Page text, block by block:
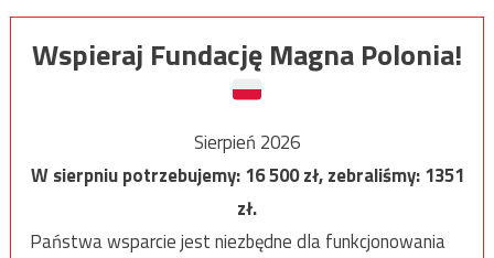
Wspieraj Fundację Magna Polonia!
Sierpień 2026
W sierpniu potrzebujemy:16 500zł, zebraliśmy:1351
zł.
Państwa wsparcie jest niezbędne dla funkcjonowania